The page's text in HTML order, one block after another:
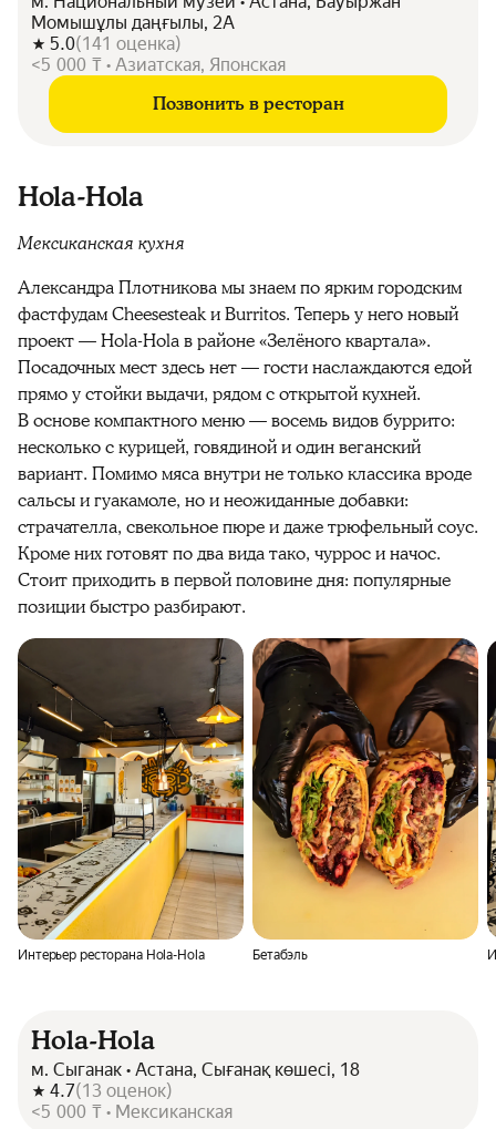
Момышұлы даңғылы, 2А
5.0(141 оценка)
<5 000 ₸ • Азиатская, Японская
Позвонить в ресторан
Hola-Hola
Мексиканская кухня
Александра Плотникова мы знаем по ярким городским
фастфудам Cheesesteak и Burritos. Теперь у него новый
проект — Hola-Hola в районе «Зелёного квартала».
Посадочных мест здесь нет — гости наслаждаются едой
прямо у стойки выдачи, рядом с открытой кухней.
В основе компактного меню — восемь видов буррито:
несколько с курицей, говядиной и один веганский
вариант. Помимо мяса внутри не только классика вроде
сальсы и гуакамоле, но и неожиданные добавки:
страчателла, свекольное пюре и даже трюфельный соус.
Кроме них готовят по два вида тако, чуррос и начос.
Стоит приходить в первой половине дня: популярные
позиции быстро разбирают.
Интерьер ресторана Hola-Hola Бетабэль
Hola-Hola
м. Сыганак • Астана, Сығанақ көшесі, 18
4.7(13 оценок)
<5 000 ₸ • Мексиканская